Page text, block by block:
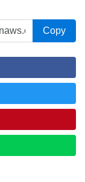
Copy